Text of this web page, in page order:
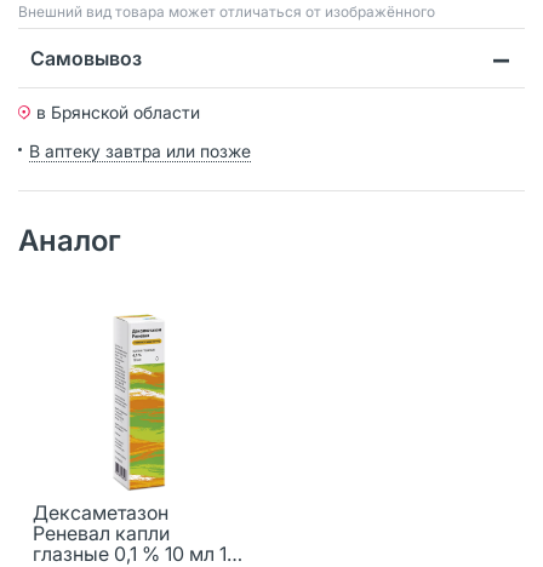
Bнешний вид товара может отличаться от изображённого
Самовывоз
в Брянской области
В аптеку завтра или позже
Аналог
Дексаметазон
Реневал капли
глазные 0,1 % 10 мл 1